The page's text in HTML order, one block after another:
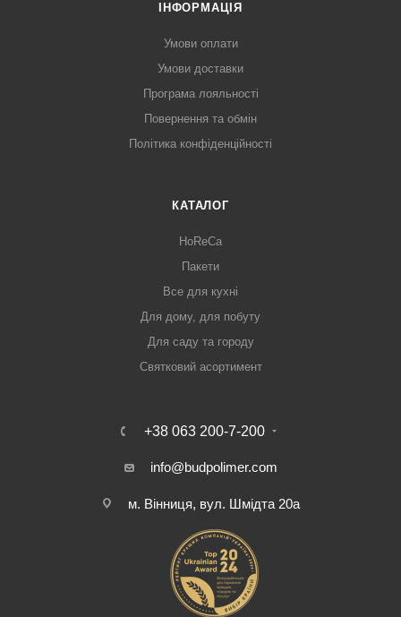
ІНФОРМАЦІЯ
Умови оплати
Умови доставки
Програма лояльності
Повернення та обмін
Політика конфіденційності
КАТАЛОГ
HoReCa
Пакети
Все для кухні
Для дому, для побуту
Для саду та городу
Святковий асортимент
+38 063 200-7-200
info@budpolimer.com
м. Вінниця, вул. Шмідта 20а